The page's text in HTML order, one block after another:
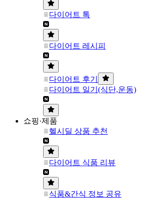
다이어트 톡
다이어트 레시피
다이어트 후기
다이어트 일기(식단,운동)
쇼핑·제품
헬시딜 상품 추천
다이어트 식품 리뷰
식품&간식 정보 공유